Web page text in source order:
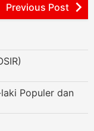
Previous Post
Populer dan